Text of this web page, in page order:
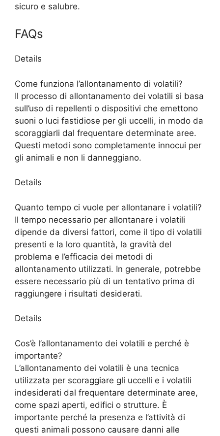
sicuro e salubre.
FAQs
Details
Come funziona l’allontanamento di volatili?
Il processo di allontanamento dei volatili si basa
sull’uso di repellenti o dispositivi che emettono
suoni o luci fastidiose per gli uccelli, in modo da
scoraggiarli dal frequentare determinate aree.
Questi metodi sono completamente innocui per
gli animali e non li danneggiano.
Details
Quanto tempo ci vuole per allontanare i volatili?
Il tempo necessario per allontanare i volatili
dipende da diversi fattori, come il tipo di volatili
presenti e la loro quantità, la gravità del
problema e l’efficacia dei metodi di
allontanamento utilizzati. In generale, potrebbe
essere necessario più di un tentativo prima di
raggiungere i risultati desiderati.
Details
Cos’è l’allontanamento dei volatili e perché è
importante?
L’allontanamento dei volatili è una tecnica
utilizzata per scoraggiare gli uccelli e i volatili
indesiderati dal frequentare determinate aree,
come spazi aperti, edifici o strutture. È
importante perché la presenza e l’attività di
questi animali possono causare danni alle